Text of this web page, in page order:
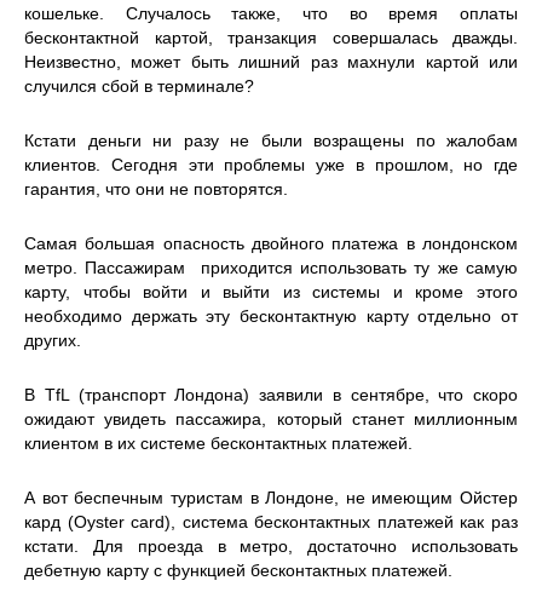
кошельке. Случалось также, что во время оплаты
бесконтактной картой, транзакция совершалась дважды.
Неизвестно, может быть лишний раз махнули картой или
случился сбой в терминале?
Кстати деньги ни разу не были возращены по жалобам
клиентов. Сегодня эти проблемы уже в прошлом, но где
гарантия, что они не повторятся.
Самая большая опасность двойного платежа в лондонском
метро. Пассажирам приходится использовать ту же самую
карту, чтобы войти и выйти из системы и кроме этого
необходимо держать эту бесконтактную карту отдельно от
других.
В TfL (транспорт Лондона) заявили в сентябре, что скоро
ожидают увидеть пассажира, который станет миллионным
клиентом в их системе бесконтактных платежей.
А вот беспечным туристам в Лондоне, не имеющим Ойстер
кард (Oyster card), система бесконтактных платежей как раз
кстати. Для проезда в метро, достаточно использовать
дебетную карту с функцией бесконтактных платежей.